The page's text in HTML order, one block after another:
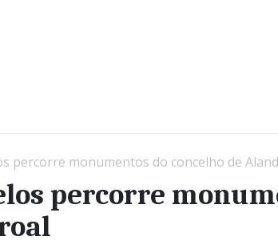
percorre monumentos do concelho de
percorre